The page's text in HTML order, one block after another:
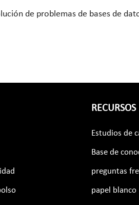
de problemas de bases de
RECURSOS
Estudios de
Base de
preguntas
papel blanco